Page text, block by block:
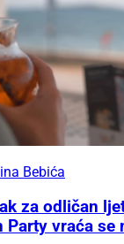
Bebića
za odličan
Party vraća se